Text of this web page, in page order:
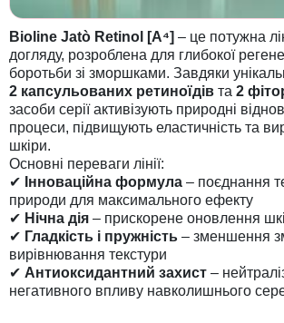
Bioline Jatò Retinol [A⁴] – це потужна
догляду, розроблена для глибокої
боротьби зі зморшками. Завдяки
2 капсульованих ретиноїдів та 2
засоби серії активізують природні
процеси, підвищують еластичність та
шкіри.
Основні переваги лінії:
✔ Інноваційна формула – поєднання
природи для максимального ефекту
✔ Нічна дія – прискорене оновлення
✔ Гладкість і пружність – зменшення
вирівнювання текстури
✔ Антиоксидантний захист –
негативного впливу навколишнього